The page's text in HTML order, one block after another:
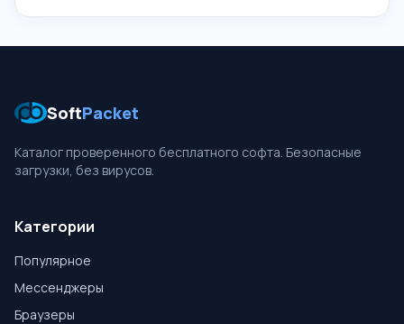
SoftPacket
Каталог проверенного бесплатного софта. Безопасные
загрузки, без вирусов.
Категории
Популярное
Мессенджеры
Браузеры